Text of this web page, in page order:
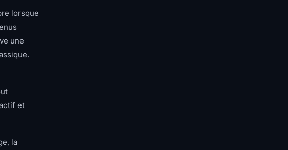
lorsque
une
et
la